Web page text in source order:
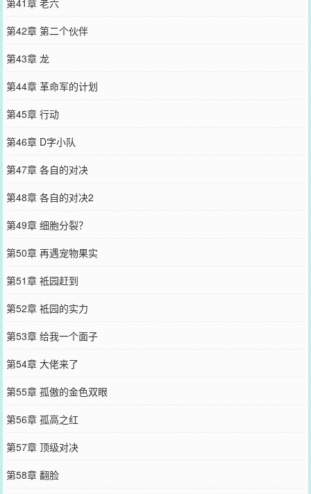
第42章 第二个伙伴
第43章 龙
第44章 革命军的计划
第45章 行动
第46章 D字小队
第47章 各自的对决
第48章 各自的对决2
第49章 细胞分裂？
第50章 再遇宠物果实
第51章 祗园赶到
第52章 祗园的实力
第53章 给我一个面子
第54章 大佬来了
第55章 孤傲的金色双眼
第56章 孤高之红
第57章 顶级对决
第58章 翻脸